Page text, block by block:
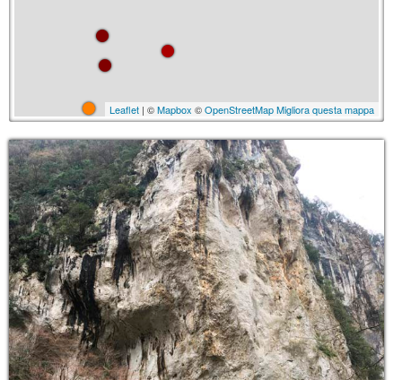
Leaflet | ©Mapbox ©OpenStreetMapMigliora questa mappa